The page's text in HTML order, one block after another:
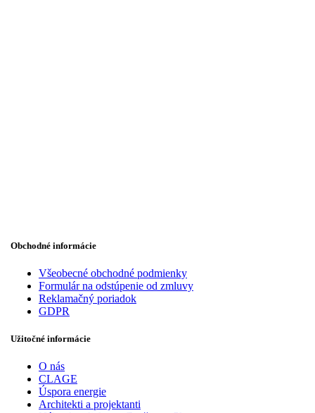
Obchodné informácie
Všeobecné obchodné podmienky
Formulár na odstúpenie od zmluvy
Reklamačný poriadok
GDPR
Užitočné informácie
O nás
CLAGE
Úspora energie
Architekti a projektanti